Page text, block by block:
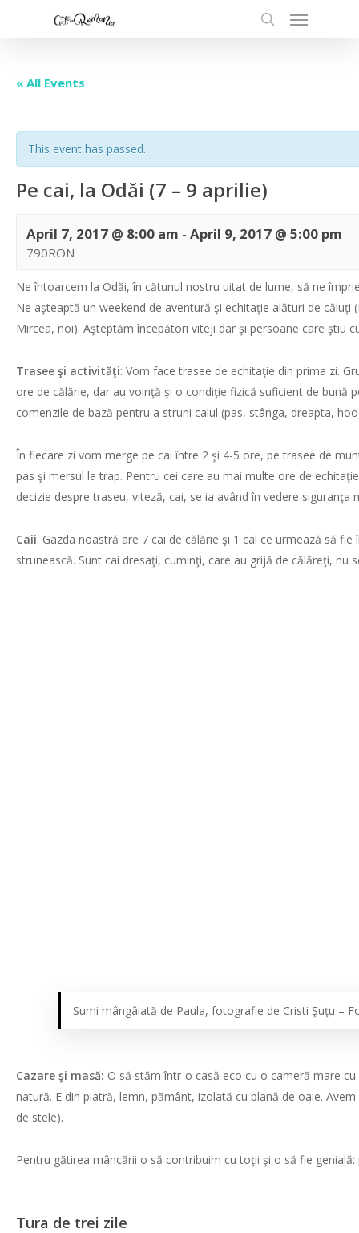
« All Events
This event has passed.
Pe cai, la Odăi (7 – 9 aprilie)
April 7, 2017 @ 8:00 am - April 9, 2017 @ 5:00 pm
790RON
Ne întoarcem la Odăi, în cătunul nostru uitat de lume, să ne
Ne aşteaptă un weekend de aventură şi echitaţie alături de
Mircea, noi). Aşteptăm începători viteji dar şi persoane care ştiu
Trasee şi activităţi: Vom face trasee de echitaţie din prima zi.
ore de călărie, dar au voinţă şi o condiţie fizică suficient de bună
comenzile de bază pentru a struni calul (pas, stânga, dreapta,
În fiecare zi vom merge pe cai între 2 şi 4-5 ore, pe trasee de
pas şi mersul la trap. Pentru cei care au mai multe ore de
decizie despre traseu, viteză, cai, se ia având în vedere siguranţa
Caii: Gazda noastră are 7 cai de călărie şi 1 cal ce urmează să
strunească. Sunt cai dresaţi, cuminţi, care au grijă de călăreţi, nu
Sumi mângâiată de Paula, fotografie de Cristi Şuţu –
Cazare şi masă: O să stăm într-o casă eco cu o cameră mare
natură. E din piatră, lemn, pământ, izolată cu blană de oaie.
de stele).
Pentru gătirea mâncării o să contribuim cu toţii şi o să fie
Tura de trei zile